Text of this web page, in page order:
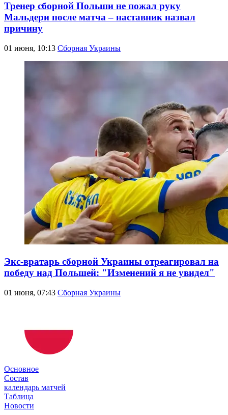
Тренер сборной Польши не пожал руку
Мальдери после матча – наставник назвал
причину
01 июня, 10:13 Сборная Украины
Экс-вратарь сборной Украины отреагировал на
победу над Польшей: "Изменений я не увидел"
01 июня, 07:43 Сборная Украины
Основное
Состав
календарь матчей
Таблица
Новости